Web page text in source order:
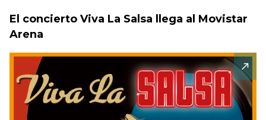
El concierto Viva La Salsa llega al Movistar
Arena